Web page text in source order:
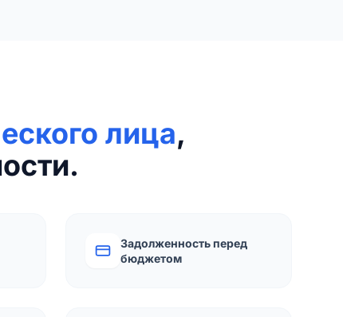
лица,
Задолженность перед
бюджетом